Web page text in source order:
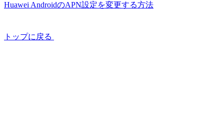
Huawei AndroidのAPN設定を変更する方法
トップに戻る